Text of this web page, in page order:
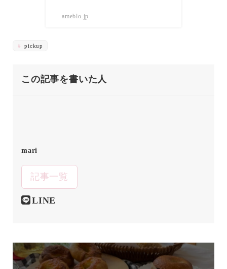
ameblo.jp
pickup
この記事を書いた人
mari
記事一覧
LINE